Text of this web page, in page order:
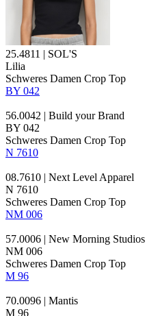
25.4811 | SOL'S
Lilia
Schweres Damen Crop Top
BY 042
56.0042 | Build your Brand
BY 042
Schweres Damen Crop Top
N 7610
08.7610 | Next Level Apparel
N 7610
Schweres Damen Crop Top
NM 006
57.0006 | New Morning Studios
NM 006
Schweres Damen Crop Top
M 96
70.0096 | Mantis
M 96